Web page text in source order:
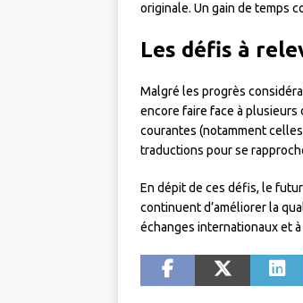
originale. Un gain de temps
Les défis à
Malgré les progrès
encore faire face à plusieurs
courantes (notamment
traductions pour se
En dépit de ces défis, le
continuent d’améliorer la
échanges internationaux et